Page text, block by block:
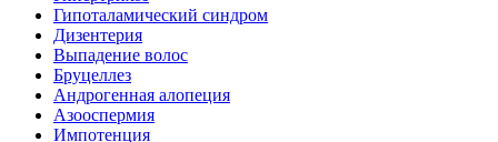
Гипоталамический синдром
Дизентерия
Выпадение волос
Бруцеллез
Андрогенная алопеция
Азооспермия
Импотенция